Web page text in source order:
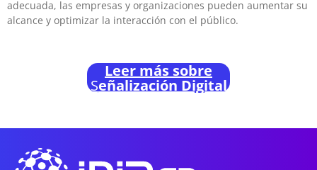
adecuada, las empresas y organizaciones pueden aumentar su
alcance y optimizar la interacción con el público.
Leer más sobre
Señalización Digital